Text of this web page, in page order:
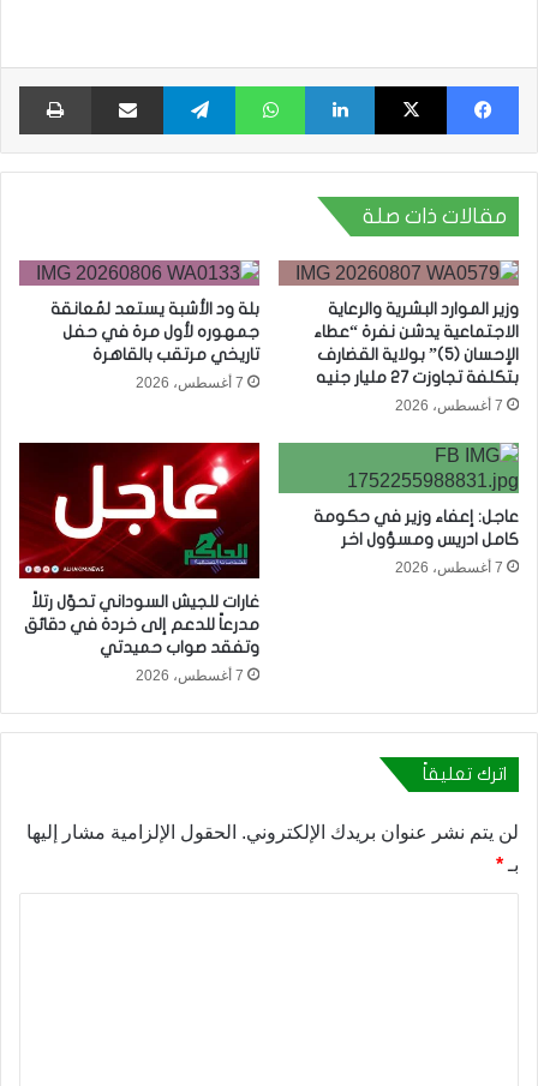
فيسبوك X لينكدإن واتساب تيلقرام مشاركة عبر البريد
مقالات ذات صلة
وزير الموارد البشرية والرعاية
الاجتماعية يدشن نفرة “عطاء
الإحسان (5)” بولاية القضارف
بتكلفة تجاوزت 27 مليار جنيه
7 أغسطس، 2026
بلة ود الأشبة يستعد لمُعانقة
جمهوره لأول مرة في حفل
تاريخي مرتقب بالقاهرة
7 أغسطس، 2026
عاجل: إعفاء وزير في حكومة
كامل ادريس ومسؤول اخر
7 أغسطس، 2026
غارات للجيش السوداني تحوّل رتلاً
مدرعاً للدعم إلى خردة في دقائق
وتفقد صواب حميدتي
7 أغسطس، 2026
اترك تعليقاً
لن يتم نشر عنوان بريدك الإلكتروني. الحقول الإلزامية مشار إليها
بـ *